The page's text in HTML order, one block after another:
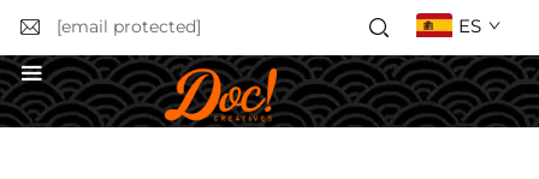
[email protected] ES